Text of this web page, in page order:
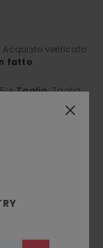
Acquisto verificato
fatto
/5 Taglia: Taglia